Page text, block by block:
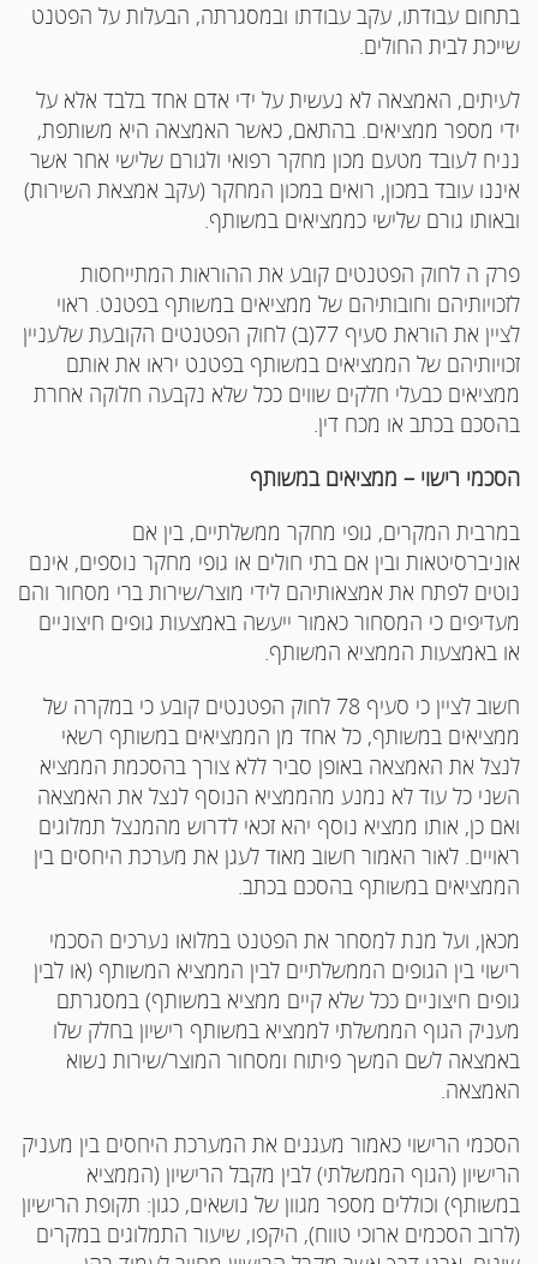
בתחום עבודתו, עקב עבודתו ובמסגרתה, הבעלות על הפטנט
שייכת לבית החולים.
לעיתים, האמצאה לא נעשית על ידי אדם אחד בלבד אלא על
ידי מספר ממציאים. בהתאם, כאשר האמצאה היא משותפת,
נניח לעובד מטעם מכון מחקר רפואי ולגורם שלישי אחר אשר
איננו עובד במכון, רואים במכון המחקר (עקב אמצאת השירות)
ובאותו גורם שלישי כממציאים במשותף.
פרק ה לחוק הפטנטים קובע את ההוראות המתייחסות
לזכויותיהם וחובותיהם של ממציאים במשותף בפטנט. ראוי
לציין את הוראת סעיף 77(ב) לחוק הפטנטים הקובעת שלעניין
זכויותיהם של הממציאים במשותף בפטנט יראו את אותם
ממציאים כבעלי חלקים שווים ככל שלא נקבעה חלוקה אחרת
בהסכם בכתב או מכח דין.
הסכמי רישוי – ממציאים במשותף
במרבית המקרים, גופי מחקר ממשלתיים, בין אם
אוניברסיטאות ובין אם בתי חולים או גופי מחקר נוספים, אינם
נוטים לפתח את אמצאותיהם לידי מוצר/שירות ברי מסחור והם
מעדיפים כי המסחור כאמור ייעשה באמצעות גופים חיצוניים
או באמצעות הממציא המשותף.
חשוב לציין כי סעיף 78 לחוק הפטנטים קובע כי במקרה של
ממציאים במשותף, כל אחד מן הממציאים במשותף רשאי
לנצל את האמצאה באופן סביר ללא צורך בהסכמת הממציא
השני כל עוד לא נמנע מהממציא הנוסף לנצל את האמצאה
ואם כן, אותו ממציא נוסף יהא זכאי לדרוש מהמנצל תמלוגים
ראויים. לאור האמור חשוב מאוד לעגן את מערכת היחסים בין
הממציאים במשותף בהסכם בכתב.
מכאן, ועל מנת למסחר את הפטנט במלואו נערכים הסכמי
רישוי בין הגופים הממשלתיים לבין הממציא המשותף (או לבין
גופים חיצוניים ככל שלא קיים ממציא במשותף) במסגרתם
מעניק הגוף הממשלתי לממציא במשותף רישיון בחלק שלו
באמצאה לשם המשך פיתוח ומסחור המוצר/שירות נשוא
האמצאה.
הסכמי הרישוי כאמור מעגנים את המערכת היחסים בין מעניק
הרישיון (הגוף הממשלתי) לבין מקבל הרישיון (הממציא
במשותף) וכוללים מספר מגוון של נושאים, כגון: תקופת הרישיון
(לרוב הסכמים ארוכי טווח), היקפו, שיעור התמלוגים במקרים